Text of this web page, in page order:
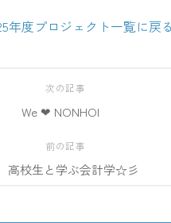
年度プロジェクト一覧に戻る
次の記事
We ❤ NONHOI
前の記事
高校生と学ぶ会計学☆彡